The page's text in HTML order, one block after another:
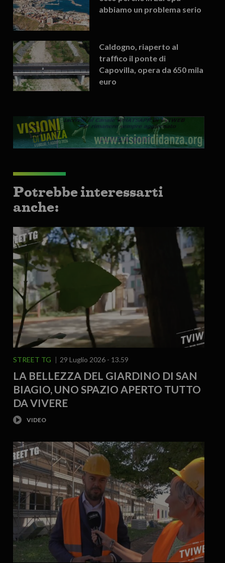
abbiamo un problema serio
Caldogno, riaperto al
traffico il ponte di
Capovilla, opera da 650 mila
euro
Potrebbe interessarti
anche:
STREET TG 29 Luglio 2026 - 13.59
LA BELLEZZA DEL GIARDINO DI SAN
BIAGIO, UNO SPAZIO APERTO TUTTO
DA VIVERE